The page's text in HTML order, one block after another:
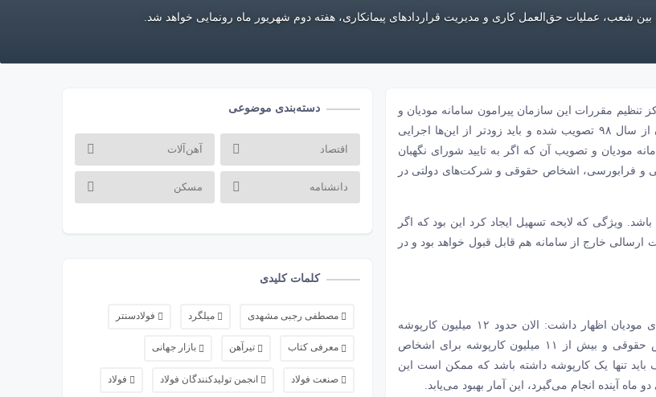
شعب، عملیات حق‌العمل کاری و مدیریت قرارداد‌های پیمانکاری، هفته دوم شهریور ماه رونمایی خواهد شد.
مقررات این سازمان پیرامون سامانه مودیان و
میزان اجرایی شدن آن گفت: قانون پایانه‌های فروشگاهی و سامانه‌ مودیان از سال ۹۸ تصویب شده و باید زودتر از این‌ها اجرایی
مودیان و تصویب آن که اگر به تایید شورای نگهبان
و فرابورسی، اشخاص حقوقی و شرکت‌های دولتی در
ویژگی که لایحه تسهیل ایجاد کرد این بود که اگر
خارج از سامانه هم قابل قبول خواهد بود و در
سخنگوی سازمان امور مالیاتی با ارائه گزارشی از آخرین وضعیت سامانه‌ی مودیان اظهار داشت: الان حدود ۱۲ میلیون کارپوشه
برای مودیان تعریف شده است که حدود ۷۰۰ هزار کارپوشه برای اشخاص حقوقی و بیش از ۱۱ میلیون کارپوشه برای اشخاص
تنها یک کارپوشه داشته باشد که ممکن است این
ماه آینده انجام می‌گیرد، این آمار بهبود می‌یابد.
دسته‌بندی موضوعی
آهن‌آلات اقتصاد
مسکن دانشنامه
کلمات کلیدی
مصطفی رجبی مشهدی میلگرد فولادسنتر
معرفی کتاب تیرآهن بازار جهانی
صنعت فولاد انجمن تولیدکنندگان فولاد فولاد